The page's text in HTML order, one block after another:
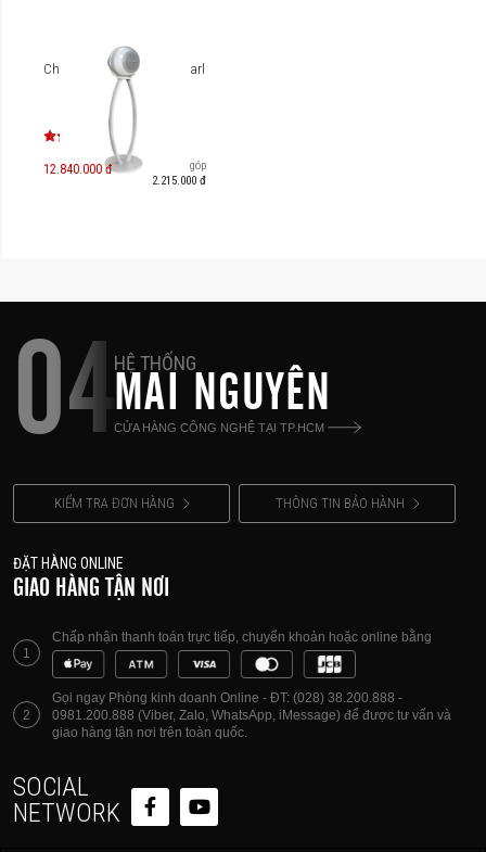
Chân loa Cabasse The Pearl
12.840.000 đ
Trả góp
2.215.000 đ
04HỆ THỐNG
MAI NGUYÊN
CỬA HÀNG CÔNG NGHỆ TẠI TP.HCM
KIỂM TRA ĐƠN HÀNG THÔNG TIN BẢO HÀNH
ĐẶT HÀNG ONLINE
GIAO HÀNG TẬN NƠI
1
Chấp nhận thanh toán trực tiếp, chuyển khoản hoặc online bằng
2
Gọi ngay Phòng kinh doanh Online - ĐT: (028) 38.200.888 -
0981.200.888 (Viber, Zalo, WhatsApp, iMessage) để được tư vấn và
giao hàng tận nơi trên toàn quốc.
SOCIAL
NETWORK